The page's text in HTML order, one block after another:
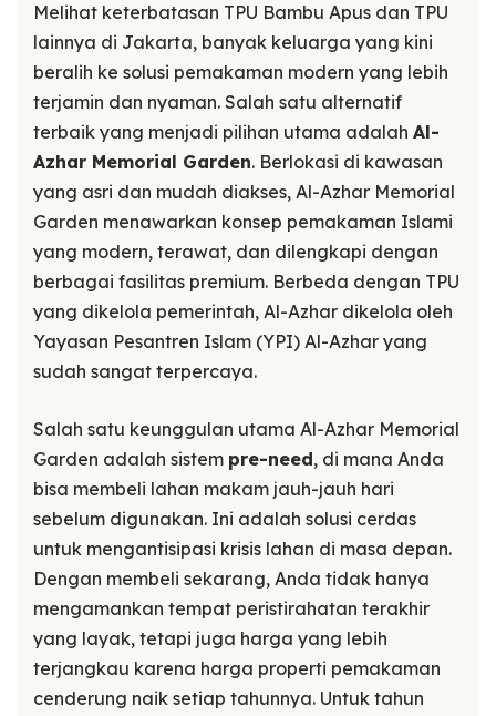
Melihat keterbatasan TPU Bambu Apus dan TPU
lainnya di Jakarta, banyak keluarga yang kini
beralih ke solusi pemakaman modern yang lebih
terjamin dan nyaman. Salah satu alternatif
terbaik yang menjadi pilihan utama adalah Al-
Azhar Memorial Garden. Berlokasi di kawasan
yang asri dan mudah diakses, Al-Azhar Memorial
Garden menawarkan konsep pemakaman Islami
yang modern, terawat, dan dilengkapi dengan
berbagai fasilitas premium. Berbeda dengan TPU
yang dikelola pemerintah, Al-Azhar dikelola oleh
Yayasan Pesantren Islam (YPI) Al-Azhar yang
sudah sangat terpercaya.
Salah satu keunggulan utama Al-Azhar Memorial
Garden adalah sistem pre-need, di mana Anda
bisa membeli lahan makam jauh-jauh hari
sebelum digunakan. Ini adalah solusi cerdas
untuk mengantisipasi krisis lahan di masa depan.
Dengan membeli sekarang, Anda tidak hanya
mengamankan tempat peristirahatan terakhir
yang layak, tetapi juga harga yang lebih
terjangkau karena harga properti pemakaman
cenderung naik setiap tahunnya. Untuk tahun